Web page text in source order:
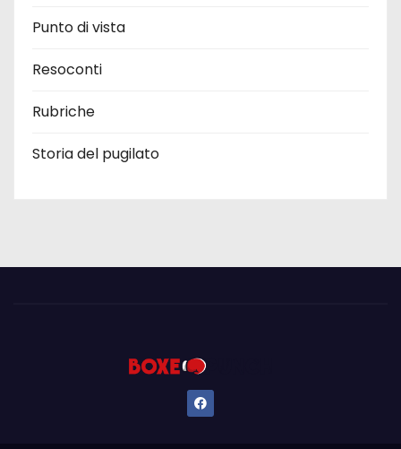
Punto di vista
Resoconti
Rubriche
Storia del pugilato